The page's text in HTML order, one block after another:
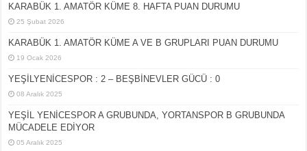
KARABÜK 1. AMATÖR KÜME 8. HAFTA PUAN DURUMU
25 Şubat 2026
KARABÜK 1. AMATÖR KÜME A VE B GRUPLARI PUAN DURUMU
19 Ocak 2026
YEŞİLYENİCESPOR : 2 – BEŞBİNEVLER GÜCÜ : 0
08 Aralık 2025
YEŞİL YENİCESPOR A GRUBUNDA, YORTANSPOR B GRUBUNDA
MÜCADELE EDİYOR
05 Aralık 2025